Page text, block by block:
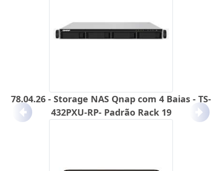
78.04.26 - Storage NAS Qnap com 4 Baias - TS-
432PXU-RP- Padrão Rack 19
Anterior